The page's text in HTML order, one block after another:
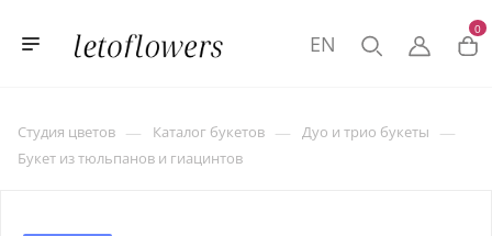
0
EN
Студия цветов — Каталог букетов — Дуо и трио букеты —
Букет из тюльпанов и гиацинтов